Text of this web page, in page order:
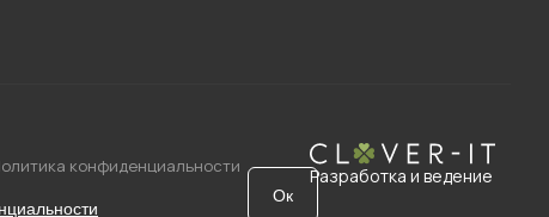
конфиденциальности Разработка и ведение
Ок